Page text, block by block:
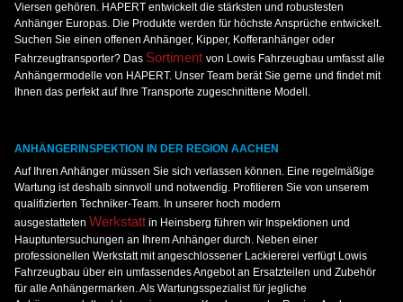
Viersen gehören. HAPERT entwickelt die stärksten und robustesten
Anhänger Europas. Die Produkte werden für höchste Ansprüche entwickelt.
Suchen Sie einen offenen Anhänger, Kipper, Kofferanhänger oder
Fahrzeugtransporter? Das Sortiment von Lowis Fahrzeugbau umfasst alle
Anhängermodelle von HAPERT. Unser Team berät Sie gerne und findet mit
Ihnen das perfekt auf Ihre Transporte zugeschnittene Modell.
ANHÄNGERINSPEKTION IN DER REGION AACHEN
Auf Ihren Anhänger müssen Sie sich verlassen können. Eine regelmäßige
Wartung ist deshalb sinnvoll und notwendig. Profitieren Sie von unserem
qualifizierten Techniker-Team. In unserer hoch modern
ausgestatteten Werkstatt in Heinsberg führen wir Inspektionen und
Hauptuntersuchungen an Ihrem Anhänger durch. Neben einer
professionellen Werkstatt mit angeschlossener Lackiererei verfügt Lowis
Fahrzeugbau über ein umfassendes Angebot an Ersatzteilen und Zubehör
für alle Anhängermarken. Als Wartungsspezialist für jegliche